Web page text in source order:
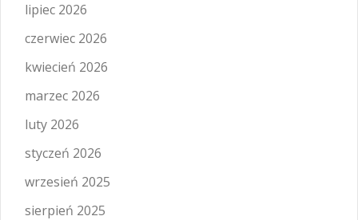
lipiec 2026
czerwiec 2026
kwiecień 2026
marzec 2026
luty 2026
styczeń 2026
wrzesień 2025
sierpień 2025